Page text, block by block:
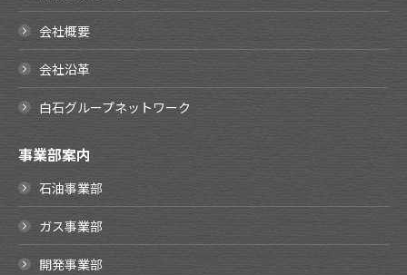
会社概要
会社沿革
白石グループネットワーク
事業部案内
石油事業部
ガス事業部
開発事業部